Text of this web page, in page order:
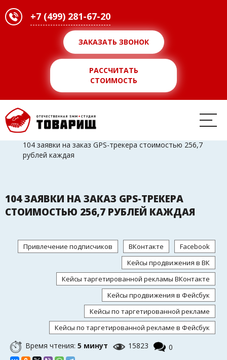
+7 (499) 281-67-20
ЗАКАЗАТЬ ЗВОНОК
РАССЧИТАТЬ
СТОИМОСТЬ
SMM-агентство >>
104 заявки на заказ GPS-трекера стоимостью 256,7
рублей каждая
104 ЗАЯВКИ НА ЗАКАЗ GPS-ТРЕКЕРА
СТОИМОСТЬЮ 256,7 РУБЛЕЙ КАЖДАЯ
Привлечение подписчиков ВКонтакте
Facebook
Кейсы продвижения в ВК
Кейсы таргетированной рекламы ВКонтакте
Кейсы продвижения в Фейсбук
Кейсы по таргетированной рекламе
Кейсы по таргетированной рекламе в Фейсбук
Время чтения: 5 минут 15823 0